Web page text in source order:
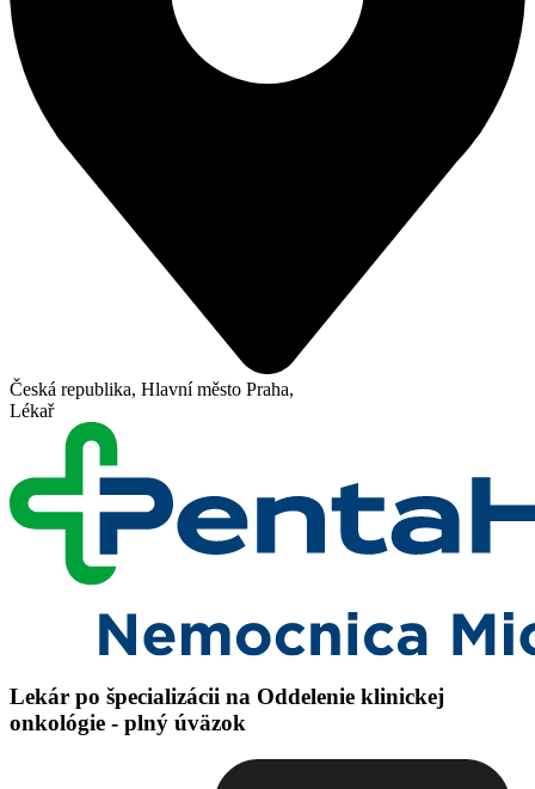
Česká republika, Hlavní město Praha,
Lékař
Lekár po špecializácii na Oddelenie klinickej
onkológie - plný úväzok